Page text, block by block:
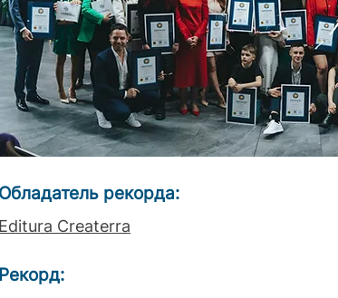
Обладатель рекорда:
Editura Createrra
Рекорд: